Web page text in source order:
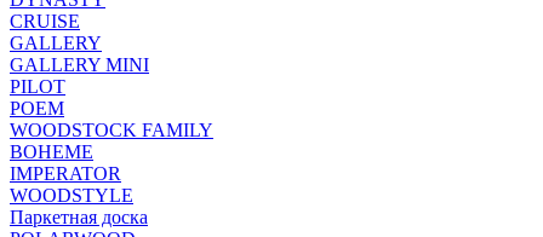
CRUISE
GALLERY
GALLERY MINI
PILOT
POEM
WOODSTOCK FAMILY
BOHEME
IMPERATOR
WOODSTYLE
Паркетная доска